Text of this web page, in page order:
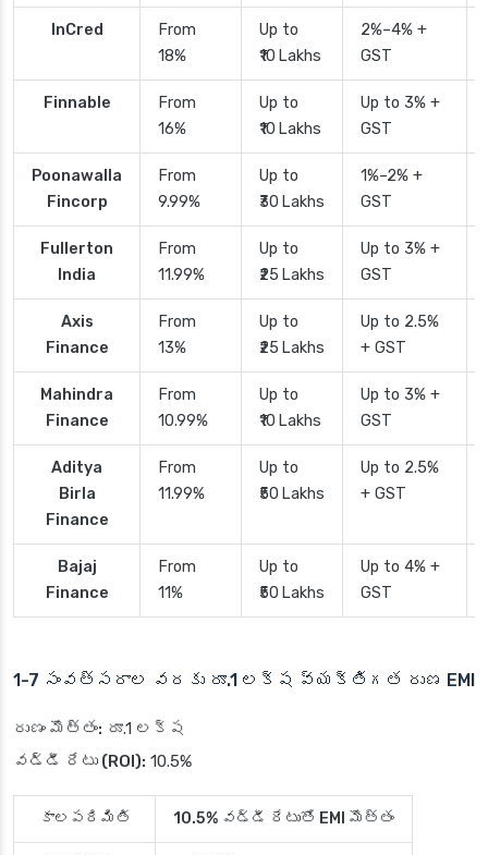
InCred
From
18%
Up to
₹10 Lakhs
2%–4% +
GST
Finnable
From
16%
Up to
₹10 Lakhs
Up to 3% +
GST
Poonawalla
Fincorp
From
9.99%
Up to
₹30 Lakhs
1%–2% +
GST
Fullerton
India
From
11.99%
Up to
₹25 Lakhs
Up to 3% +
GST
Axis
Finance
From
13%
Up to
₹25 Lakhs
Up to 2.5%
+ GST
Mahindra
Finance
From
10.99%
Up to
₹10 Lakhs
Up to 3% +
GST
Aditya
Birla
Finance
From
11.99%
Up to
₹50 Lakhs
Up to 2.5%
+ GST
Bajaj
Finance
From
11%
Up to
₹50 Lakhs
Up to 4% +
GST
1-7 సంవత్సరాల వరకు రూ.1 లక్ష వ్యక్తిగత రుణ EMI
రుణం మొత్తం: రూ.1 లక్ష
వడ్డీ రేటు (ROI): 10.5%
కాలపరిమితి 10.5% వడ్డీ రేటుతో EMI మొత్తం